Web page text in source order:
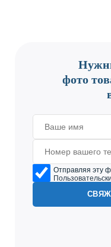
фото
Отправляя эту